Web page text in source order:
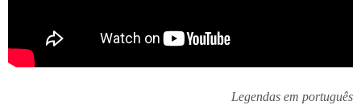
Legendas em português